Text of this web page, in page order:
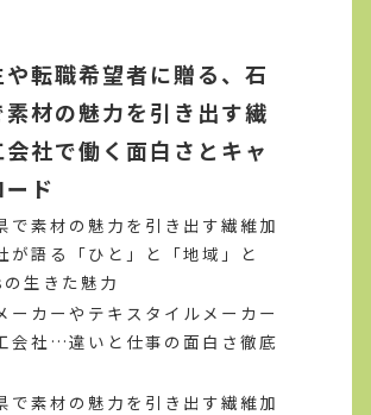
転職希望者に贈る、石
素材の魅力を引き出す繊
社で働く面白さとキャ
ード
で素材の魅力を引き出す繊維加
が語る「ひと」と「地域」と
生きた魅力
ーカーやテキスタイルメーカー
会社…違いと仕事の面白さ徹底
で素材の魅力を引き出す繊維加